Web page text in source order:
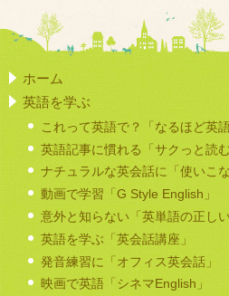
ホーム
英語を学ぶ
これって英語で？「なるほど英語
英語記事に慣れる「サクっと読む
ナチュラルな英会話に「使いこな
動画で学習「G Style English」
意外と知らない「英単語の正しい
英語を学ぶ「英会話講座」
発音練習に「オフィス英会話」
映画で英語「シネマEnglish」